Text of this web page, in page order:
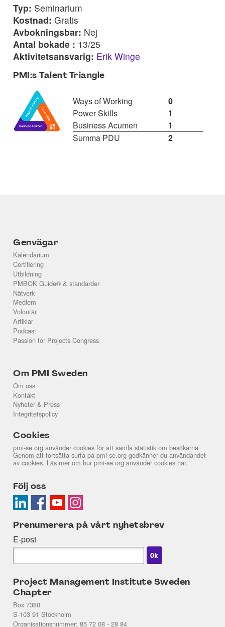
Typ: Seminarium
Kostnad: Gratis
Avbokningsbar: Nej
Antal bokade : 13/25
Aktivitetsansvarig: Erik Winge
PMI:s Talent Triangle
Ways of Working
0
Power Skills
1
Business Acumen
1
Summa PDU
2
Genvägar
Kalendarium
Certifiering
Utbildning
PMBOK Guide® & standarder
Nätverk
Medlem
Volontär
Artiklar
Podcast
Passion for Projects Congress
Om PMI Sweden
Om oss
Kontakt
Nyheter & Press
Integritetspolicy
Cookies
pmi-se.org använder cookies för att samla statistik om besökarna.
Genom att fortsätta surfa på pmi-se.org godkänner du användandet
av cookies. Läs mer om hur pmi-se.org använder cookies här.
Följ oss
Prenumerera på vårt nyhetsbrev
E-post
Project Management Institute Sweden
Chapter
Box 7380
S-103 91 Stockholm
Organisationsnummer: 85 72 08 - 28 84